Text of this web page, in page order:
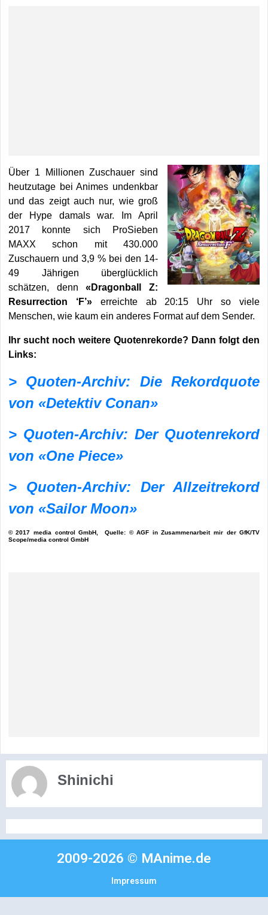
Über 1 Millionen Zuschauer sind
heutzutage bei Animes undenkbar
und das zeigt auch nur, wie groß
der Hype damals war. Im April
2017 konnte sich ProSieben
MAXX schon mit 430.000
Zuschauern und 3,9 % bei den 14-
49 Jährigen überglücklich
schätzen, denn«Dragonball Z:
Resurrection ‘F’» erreichte ab 20:15 Uhr so viele
Menschen, wie kaum ein anderes Format auf dem Sender.
Ihr sucht noch weitere Quotenrekorde? Dann folgt den
Links:
> Quoten-Archiv: Die Rekordquote
von «Detektiv Conan»
> Quoten-Archiv: Der Quotenrekord
von «One Piece»
> Quoten-Archiv: Der Allzeitrekord
von «Sailor Moon»
© 2017 media control GmbH, Quelle: © AGF in Zusammenarbeit mir der GfK/TV
Scope/media control GmbH
Shinichi
2009-2026 © MAnime.de
Impressum